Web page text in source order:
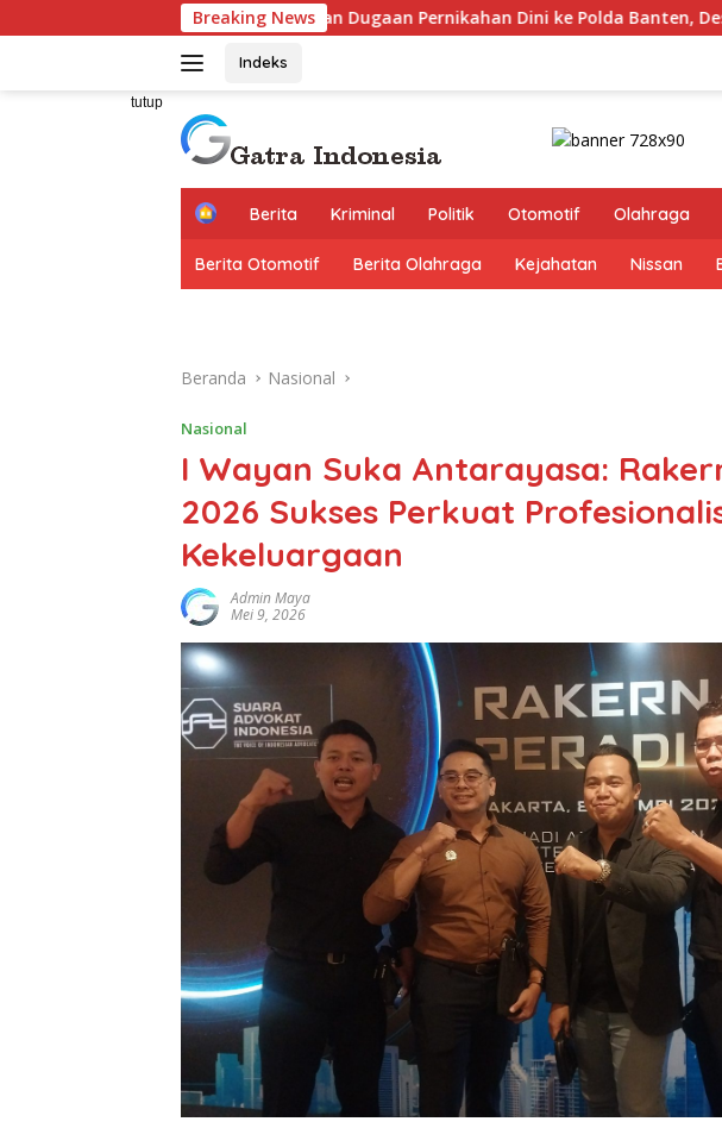
ke
Breaking News
Laporkan Dugaan Pernikahan Dini ke Polda Banten, Desak Penegakan Hukum
Indeks
tutup
H
m
e
Berita Kriminal Politik Otomotif Olahraga
Berita Otomotif Berita Olahraga Kejahatan Nissan
Beranda Nasional
Nasional
I Wayan Suka Antarayasa:
2026 Sukses Perkuat
Kekeluargaan
Admin Maya
Mei 9, 2026